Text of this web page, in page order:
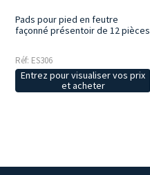
Pads pour pied en feutre
façonné présentoir de 12 pièces
Réf: ES306
Entrez pour visualiser vos prix
et acheter